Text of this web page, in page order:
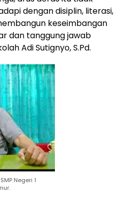
dengan disiplin, literasi,
keseimbangan
dan tanggung jawab
Adi Sutignyo, S.Pd.
Negeri 1